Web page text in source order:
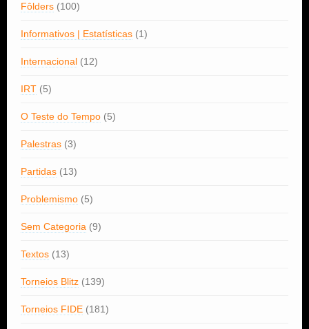
Fôlders (100)
Informativos | Estatísticas (1)
Internacional (12)
IRT (5)
O Teste do Tempo (5)
Palestras (3)
Partidas (13)
Problemismo (5)
Sem Categoria (9)
Textos (13)
Torneios Blitz (139)
Torneios FIDE (181)